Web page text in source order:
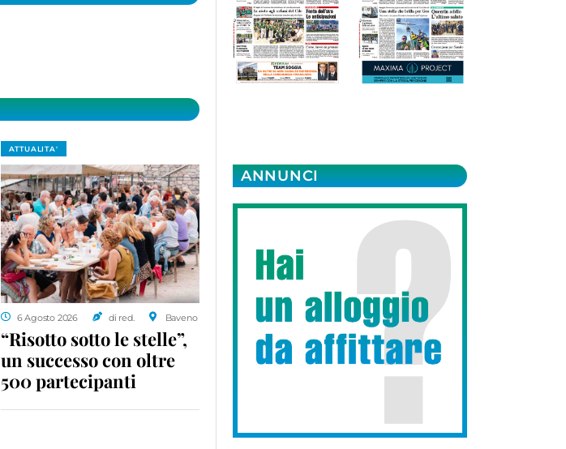
ATTUALITA'
6 Agosto 2026 di red. Baveno
“Risotto sotto le stelle”,
un successo con oltre
500 partecipanti
ANNUNCI